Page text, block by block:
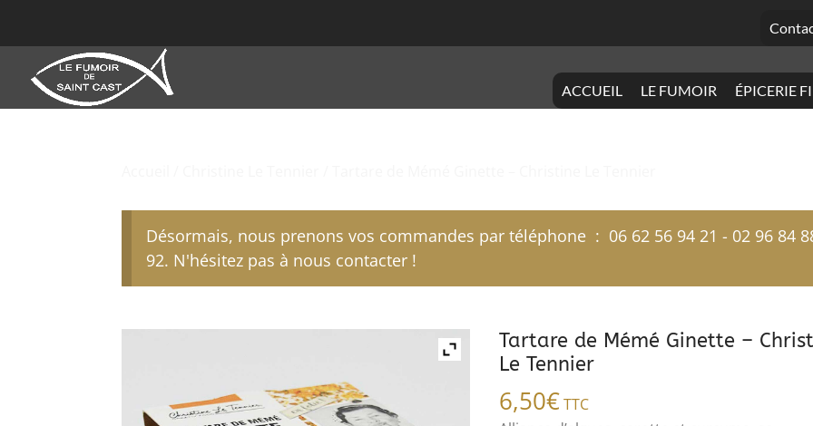
ACCUEIL LE FUMOIR ÉPICERIE
Désormais, nous prenons vos commandes par téléphone : 06 62 56 94 21 - 02 96 84
92. N'hésitez pas à nous contacter !
Tartare de Mémé Ginette –
Le Tennier
6,50€ TTC